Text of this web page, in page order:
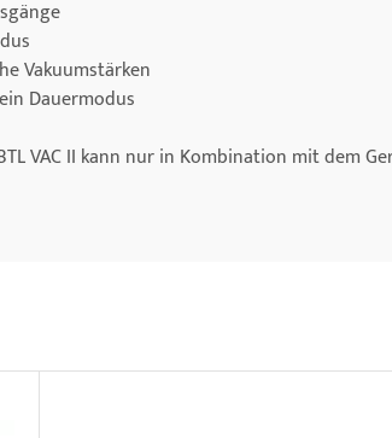
Vakuumstärken
Dauermodus
VAC II kann nur in Kombination mit dem